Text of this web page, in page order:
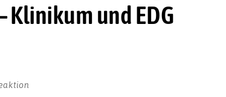
Klinikum und EDG